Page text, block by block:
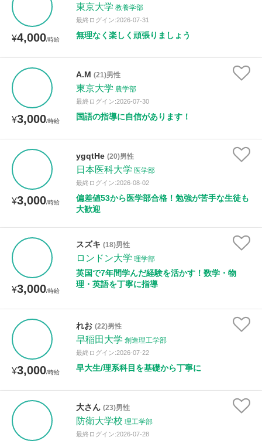
¥4,000/時給
東京大学 教養学部
最終ログイン:2026-07-31
無理なく楽しく頑張りましょう
¥3,000/時給
A.M (21)男性
東京大学 農学部
最終ログイン:2026-07-30
国語の指導に自信があります！
¥3,000/時給
ygqtHe (20)男性
日本医科大学 医学部
最終ログイン:2026-08-02
偏差値53から医学部合格！勉強が苦手な生徒も
大歓迎
¥3,000/時給
スズキ (18)男性
ロンドン大学 理学部
英国で7年間学んだ経験を活かす！数学・物
理・英語を丁寧に指導
¥3,000/時給
れお (22)男性
早稲田大学 創造理工学部
最終ログイン:2026-07-22
早大生/理系科目を基礎から丁寧に
大さん (23)男性
防衛大学校 理工学部
最終ログイン:2026-07-28
世界史 日本史 地理 現代社会
政治経済 小論文 家庭科
時給：¥1,000 ～ ¥10,000
月曜日 火曜日 水曜日
土曜日 日曜日
距離：15km以内
年齢：18-101歳
性別